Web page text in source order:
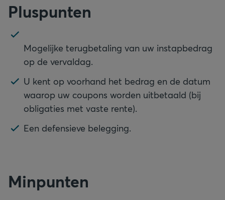
Pluspunten
Mogelijke terugbetaling van uw instapbedrag
U kent op voorhand het bedrag en de datum
waarop uw coupons worden uitbetaald (bij
Een defensieve belegging.
Minpunten